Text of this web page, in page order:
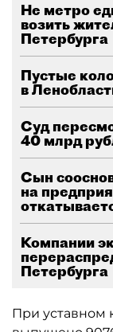
Не метро
возить
Петербурга
Пустые
в
Суд
40 млрд
Сын
на
Компании
Петербурга
При уставном